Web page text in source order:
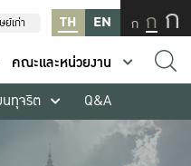
ย์เก่า TH EN ก ก ก
คณะและหน่วยงาน
นทุจริต Q&A